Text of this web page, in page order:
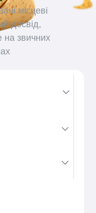
місцеві
досвід,
на звичних